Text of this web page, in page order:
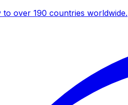
to over 190 countries worldwide.